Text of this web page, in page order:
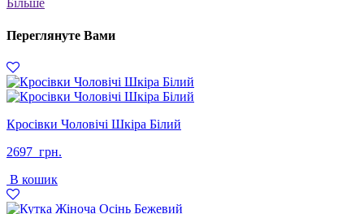
Більше
Переглянуте Вами
Кросівки Чоловічі Шкіра Білий
2697 грн.
В кошик